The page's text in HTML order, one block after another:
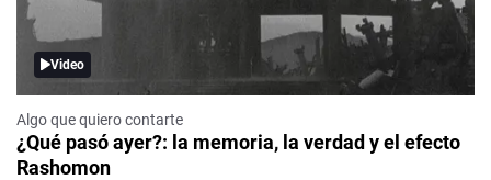
Video
Algo que quiero contarte
¿Qué pasó ayer?: la memoria, la verdad y el efecto
Rashomon